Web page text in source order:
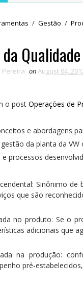
/ Gestão /
Qualidade
Pereira onAugust 04,
o post Operações de
e abordagens
da planta da
processos
Sinônimo
que são
no produto: Se o
adicionais que
na produção:
pré-estabelecidos,